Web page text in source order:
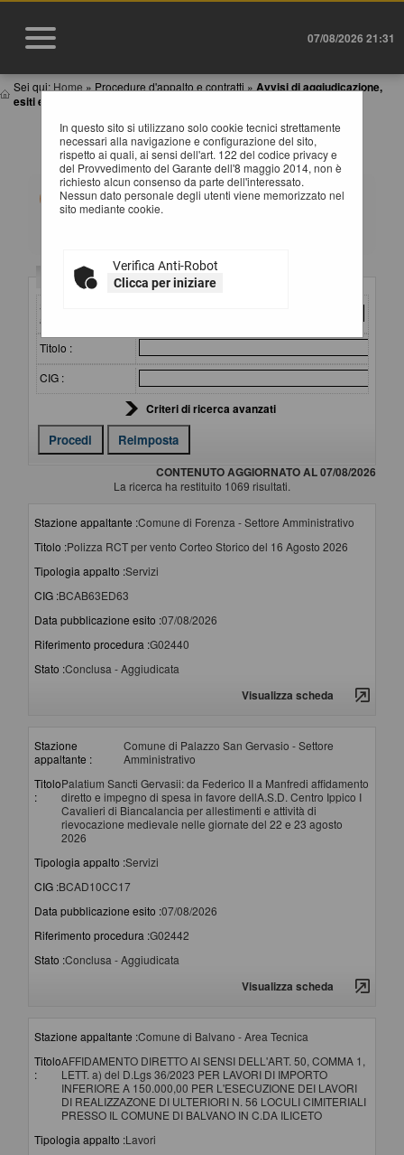
07/08/2026 21:31
Sei qui: Home » Procedure d'appalto e contratti » Avvisi di aggiudicazione,
esiti e affida...
In questo sito si utilizzano solo cookie tecnici strettamente
necessari alla navigazione e configurazione del sito,
rispetto ai quali, ai sensi dell'art. 122 del codice privacy e
del Provvedimento del Garante dell'8 maggio 2014, non è
richiesto alcun consenso da parte dell'interessato.
Nessun dato personale degli utenti viene memorizzato nel
sito mediante cookie.
Verifica Anti-Robot
Clicca per iniziare
AVVISI DI AGGIUDICAZIONE, ESITI E
AFFIDAMENTI
All'interno di questa sezione è possibile consultare gli
esiti di gara secondo i tempi previsti dalla normativa dei
contratti.
Scheda".
Criteri di ricerca
Stazione
appaltante :
Titolo :
CIG :
Criteri di ricerca avanzati
CONTENUTO AGGIORNATO AL 07/08/2026
La ricerca ha restituito 1069 risultati.
Stazione appaltante :Comune di Forenza - Settore Amministrativo
Titolo :Polizza RCT per vento Corteo Storico del 16 Agosto 2026
Tipologia appalto :Servizi
CIG :BCAB63ED63
Data pubblicazione esito :07/08/2026
Riferimento procedura :G02440
Stato :Conclusa - Aggiudicata
Visualizza scheda
Stazione
appaltante :
Comune di Palazzo San Gervasio - Settore
Amministrativo
Titolo
:
Palatium Sancti Gervasii: da Federico II a Manfredi affidamento
diretto e impegno di spesa in favore dellA.S.D. Centro Ippico I
Cavalieri di Biancalancia per allestimenti e attività di
rievocazione medievale nelle giornate del 22 e 23 agosto
2026
Tipologia appalto :Servizi
CIG :BCAD10CC17
Data pubblicazione esito :07/08/2026
Riferimento procedura :G02442
Stato :Conclusa - Aggiudicata
Visualizza scheda
Stazione appaltante :Comune di Balvano - Area Tecnica
Titolo
:
AFFIDAMENTO DIRETTO AI SENSI DELL'ART. 50, COMMA 1,
LETT. a) del D.Lgs 36/2023 PER LAVORI DI IMPORTO
INFERIORE A 150.000,00 PER L'ESECUZIONE DEI LAVORI
DI REALIZZAZONE DI ULTERIORI N. 56 LOCULI CIMITERIALI
PRESSO IL COMUNE DI BALVANO IN C.DA ILICETO
Tipologia appalto :Lavori